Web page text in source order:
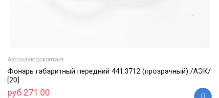
Автоэлектроконтакт
Фонарь габаритный передний 441.3712 (прозрачный) /АЭК/
[20]
руб 271.00